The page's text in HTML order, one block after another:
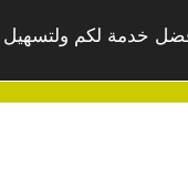
خدمة لكم ولتسهيل